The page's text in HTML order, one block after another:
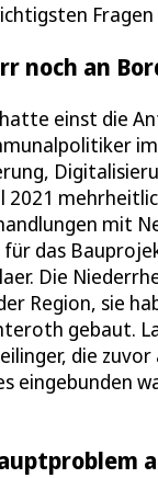
noch an
einst die
mit
das
Die
Region, sie
gebaut.
die
eingebunden